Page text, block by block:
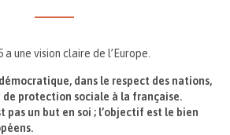
a une vision claire de l’Europe.
dans le respect des nations,
de protection sociale à la française.
pas un but en soi ; l’objectif est le bien